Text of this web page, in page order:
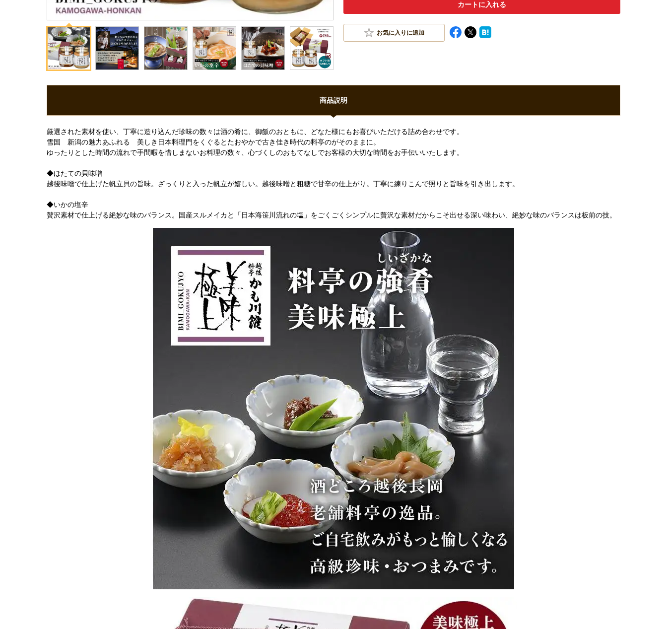
カートに入れる
お気に入りに追加
商品説明
厳選された素材を使い、丁寧に造り込んだ珍味の数々は酒の肴に、御飯のおともに、どなた様にもお喜びいただける詰め合わせです。
雪国 新潟の魅力あふれる 美しき日本料理門をくぐるとたおやかで古き佳き時代の料亭のがそのままに。
ゆったりとした時間の流れで手間暇を惜しまないお料理の数々、心づくしのおもてなしでお客様の大切な時間をお手伝いいたします。
◆ほたての貝味噌
越後味噌で仕上げた帆立貝の旨味。ざっくりと入った帆立が嬉しい。越後味噌と粗糖で甘辛の仕上がり。丁寧に練りこんで照りと旨味を引き出します。
◆いかの塩辛
贅沢素材で仕上げる絶妙な味のバランス。国産スルメイカと「日本海笹川流れの塩」をごくごくシンプルに贅沢な素材だからこそ出せる深い味わい、絶妙な味のバランスは板前の技。